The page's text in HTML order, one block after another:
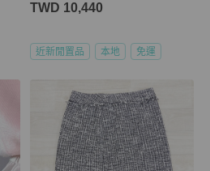
TWD 10,440
近新閒置品 本地 免運